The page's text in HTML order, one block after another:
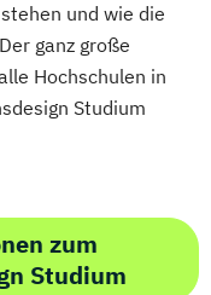
und wie die
ganz große
Hochschulen in
Studium
zum
Studium